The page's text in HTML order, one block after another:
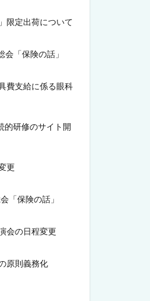
限定出荷について
「保険の話」
費支給に係る眼科
的研修のサイト開
更
「保険の話」
会の日程変更
原則義務化